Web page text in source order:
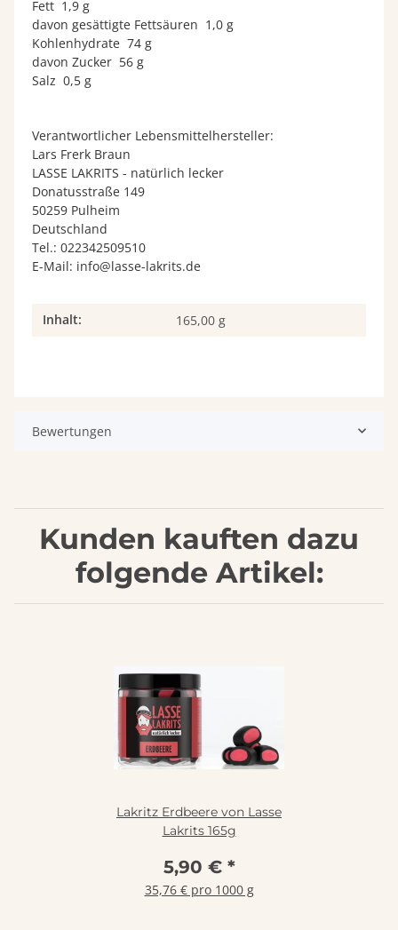
Fett 1,9 g
davon gesättigte Fettsäuren 1,0 g
Kohlenhydrate 74 g
davon Zucker 56 g
Salz 0,5 g
Verantwortlicher Lebensmittelhersteller:
Lars Frerk Braun
LASSE LAKRITS - natürlich lecker
Donatusstraße 149
50259 Pulheim
Deutschland
Tel.: 022342509510
E-Mail: info@lasse-lakrits.de
Produkteigenschaft
Wert
Inhalt: 165,00 g
Bewertungen
Kunden kauften dazu
folgende Artikel:
Lakritz Erdbeere von Lasse
Lakrits 165g
5,90 € *
35,76 € pro 1000 g